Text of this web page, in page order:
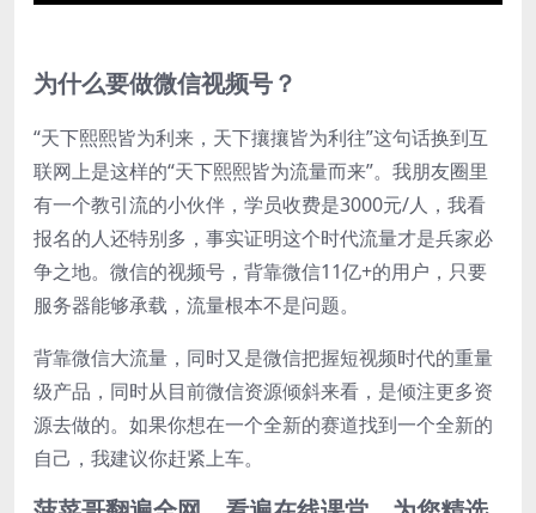
为什么要做微信视频号？
“天下熙熙皆为利来，天下攘攘皆为利往”这句话换到互
联网上是这样的“天下熙熙皆为流量而来”。我朋友圈里
有一个教引流的小伙伴，学员收费是3000元/人，我看
报名的人还特别多，事实证明这个时代流量才是兵家必
争之地。微信的视频号，背靠微信11亿+的用户，只要
服务器能够承载，流量根本不是问题。
背靠微信大流量，同时又是微信把握短视频时代的重量
级产品，同时从目前微信资源倾斜来看，是倾注更多资
源去做的。如果你想在一个全新的赛道找到一个全新的
自己，我建议你赶紧上车。